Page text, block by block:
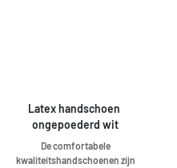
Latex handschoen
ongepoederd wit
De comfortabele
kwaliteitshandschoenen zijn